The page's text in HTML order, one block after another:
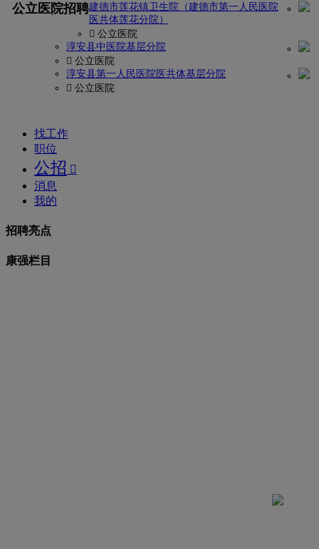
公立医院招聘建德市莲花镇卫生院（建德市第一人民医院
医共体莲花分院）
 公立医院
淳安县中医院基层分院
 公立医院
淳安县第一人民医院医共体基层分院
 公立医院
密
强
找工作
职位
公招 
消息
我的
招聘亮点
康强栏目